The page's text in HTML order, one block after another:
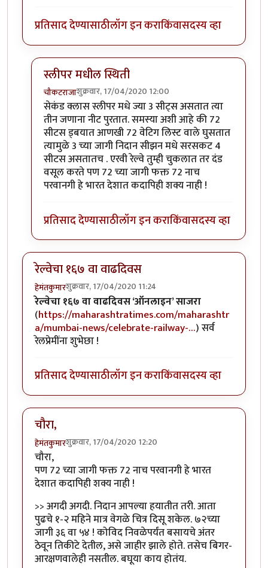
प्रतिसाद देण्यासाठीलॉग इन कराकिंवासदस्य व्हा
स्लीपर मधील स्थिती
चौकटराजाशुक्रवार, 17/04/2020 12:00
In reply to...byहेमंतकुमार
सेकंड क्लास स्लीपर मधे ज्या 3 सीट्स असतात त्या
तीन जणाना नीट पुरतात. समस्या अशी आहे की 72
सीटस ड्बयात आणखी 72 वेटिग लिस्ट वाले घुसतात
त्यामुळे 3 च्या जागी निदान सीझन मधे सरसकट 4
सीटस असतातच . एरवी रेल्वे तुम्ही चुकलात तर दंड
वसूल करते पण 72 च्या जागी फक्त 72 नाच
परवानगी हे भारत देशात कदापिही शक्य नाही !
प्रतिसाद देण्यासाठीलॉग इन कराकिंवासदस्य व्हा
रेल्वेचा १६७ वा वाढदिवस
हेमंतकुमारशुक्रवार, 17/04/2020 11:24
रेल्वेचा १६७ वा वाढदिवस ‘ऑनलाइन’ साजरा
(https://maharashtratimes.com/maharashtr
a/mumbai-news/celebrate-railway-…) सर्व
रेलप्रेमींना शुभेछा !
प्रतिसाद देण्यासाठीलॉग इन कराकिंवासदस्य व्हा
चौरा,
हेमंतकुमारशुक्रवार, 17/04/2020 12:20
चौरा,
पण 72 च्या जागी फक्त 72 नाच परवानगी हे भारत
देशात कदापिही शक्य नाही !
>> अगदी अगदी. निदान आपल्या हयातीत तरी. आता
पुढचे १-२ महिने मात्र वेगळे चित्र दिसू शकेल. ७२च्या
जागी ३६ वा ५४ ! कोविद निवळेपर्यंत बसायचे अंतर
ठेवून तिकीटे देतील, असे जाहीर झाले होते. तसेच बिगर-
आरक्षणवालेही नसतील. बघूया काय होतंय.